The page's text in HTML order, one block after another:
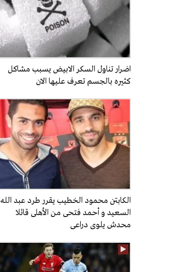
اضرار تناول السكر الابيض يسبب مشاكل
كثيره بالجسم تعرف عليها الان
الكابتن محمود الخطيب يقرر طرد عبد الله
السعيد و أحمد فتحى من الأهلى قائلا
محدش يلوى دراعى